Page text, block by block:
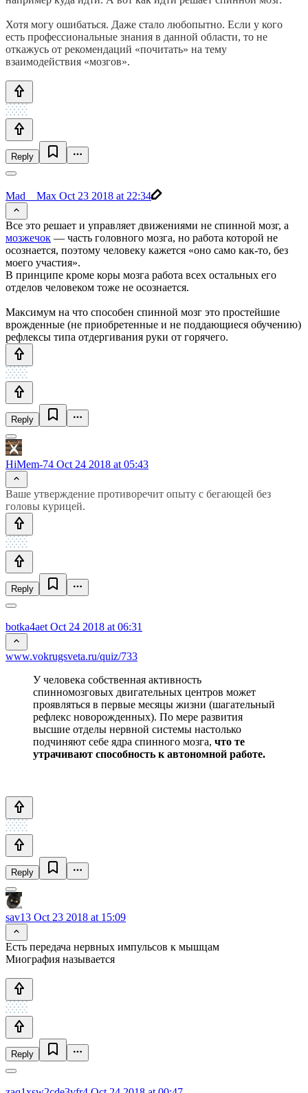
Хотя могу ошибаться. Даже стало любопытно. Если у кого
есть профессиональные знания в данной области, то не
откажусь от рекомендаций «почитать» на тему
взаимодействия «мозгов».
Reply
Mad__Max Oct 23 2018 at 22:34
Все это решает и управляет движениями не спинной мозг, а
мозжечок — часть головного мозга, но работа которой не
осознается, поэтому человеку кажется «оно само как-то, без
моего участия».
В принципе кроме коры мозга работа всех остальных его
отделов человеком тоже не осознается.
Максимум на что способен спинной мозг это простейшие
врожденные (не приобретенные и не поддающиеся обучению)
рефлексы типа отдергивания руки от горячего.
Reply
HiMem-74 Oct 24 2018 at 05:43
Ваше утверждение противоречит опыту с бегающей без
головы курицей.
Reply
botka4aet Oct 24 2018 at 06:31
www.vokrugsveta.ru/quiz/733
У человека собственная активность
спинномозговых двигательных центров может
проявляться в первые месяцы жизни (шагательный
рефлекс новорожденных). По мере развития
высшие отделы нервной системы настолько
подчиняют себе ядра спинного мозга, что те
утрачивают способность к автономной работе.
Reply
sav13 Oct 23 2018 at 15:09
Есть передача нервных импульсов к мышцам
Миография называется
Reply